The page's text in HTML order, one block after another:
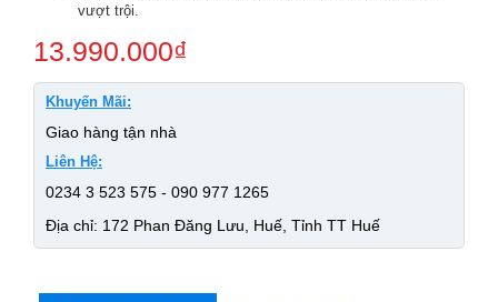
vượt trội.
13.990.000₫
Khuyến Mãi:
Giao hàng tận nhà
Liên Hệ:
0234 3 523 575 - 090 977 1265
Địa chỉ: 172 Phan Đăng Lưu, Huế, Tỉnh TT Huế